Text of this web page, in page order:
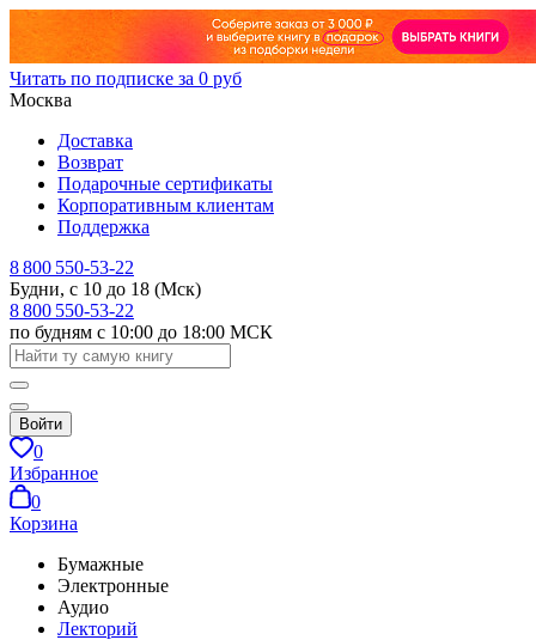
Читать по подписке за 0 руб
Москва
Доставка
Возврат
Подарочные сертификаты
Корпоративным клиентам
Поддержка
8 800 550-53-22
Будни, с 10 до 18 (Мск)
8 800 550-53-22
по будням с 10:00 до 18:00 МСК
Войти
0
Избранное
0
Корзина
Бумажные
Электронные
Аудио
Лекторий